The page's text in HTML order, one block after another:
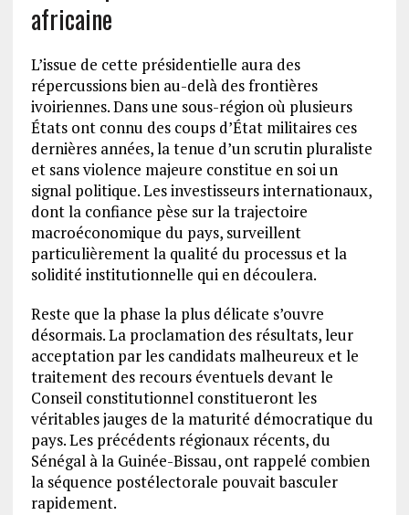
africaine
L’issue de cette présidentielle aura des
répercussions bien au-delà des frontières
ivoiriennes. Dans une sous-région où plusieurs
États ont connu des coups d’État militaires ces
dernières années, la tenue d’un scrutin pluraliste
et sans violence majeure constitue en soi un
signal politique. Les investisseurs internationaux,
dont la confiance pèse sur la trajectoire
macroéconomique du pays, surveillent
particulièrement la qualité du processus et la
solidité institutionnelle qui en découlera.
Reste que la phase la plus délicate s’ouvre
désormais. La proclamation des résultats, leur
acceptation par les candidats malheureux et le
traitement des recours éventuels devant le
Conseil constitutionnel constitueront les
véritables jauges de la maturité démocratique du
pays. Les précédents régionaux récents, du
Sénégal à la Guinée-Bissau, ont rappelé combien
la séquence postélectorale pouvait basculer
rapidement.